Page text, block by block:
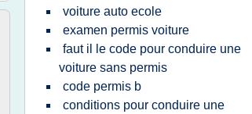
voiture auto ecole
examen permis voiture
faut il le code pour conduire une
voiture sans permis
code permis b
conditions pour conduire une